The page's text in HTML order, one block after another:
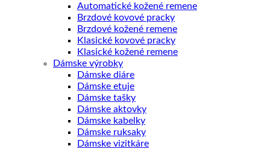
Automatické kožené remene
Brzdové kovové pracky
Brzdové kožené remene
Klasické kovové pracky
Klasické kožené remene
Dámske výrobky
Dámske diáre
Dámske etuje
Dámske tašky
Dámske aktovky
Dámske kabelky
Dámske ruksaky
Dámske vizitkáre